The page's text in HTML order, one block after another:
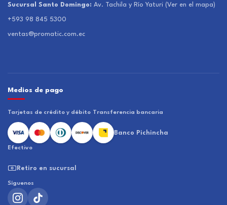
Sucursal Santo Domingo: Av. Tachila y Río Yaturi (Ver en el mapa)
+593 98 845 5300
ventas@promatic.com.ec
Medios de pago
Tarjetas de crédito y débito Transferencia bancaria
Banco Pichincha
Efectivo
Retiro en sucursal
Síguenos